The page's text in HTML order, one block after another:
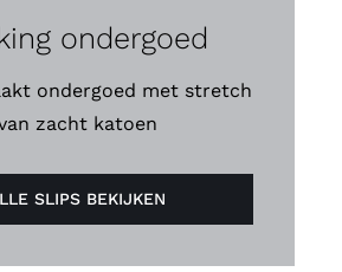
ondergoed
ondergoed met stretch
zacht katoen
SLIPS BEKIJKEN